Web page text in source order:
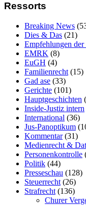
Ressorts
Breaking News
Dies & Das (21)
Empfehlungen der
EMRK (8)
EuGH (4)
Familienrecht (15)
Gad ase (33)
Gerichte (101)
Hauptgeschichten
Inside-Justiz intern
International (36)
Jus-Panoptikum
Kommentar(31)
Medienrecht &
Personenkontrolle
Politik (44)
Presseschau (128)
Steuerrecht (26)
Strafrecht (136)
Churer